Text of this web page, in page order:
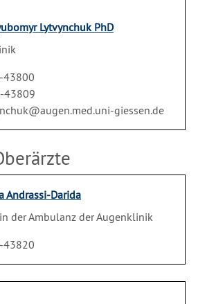
Lytvynchuk PhD
43800
43809
giessen.de
Andrassi-Darida
der Ambulanz der Augenklinik
43820